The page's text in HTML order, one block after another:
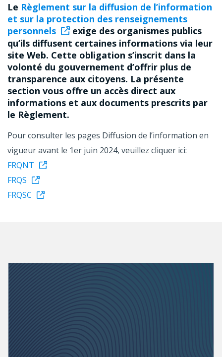
Le Règlement sur la diffusion de l’information
et sur la protection des renseignements
personnels
exige des organismes publics
qu’ils diffusent certaines informations via leur
site Web. Cette obligation s’inscrit dans la
volonté du gouvernement d’offrir plus de
transparence aux citoyens. La présente
section vous offre un accès direct aux
informations et aux documents prescrits par
le Règlement.
Pour consulter les pages Diffusion de l’information en
vigueur avant le 1er juin 2024, veuillez cliquer ici:
FRQNT
FRQS
FRQSC